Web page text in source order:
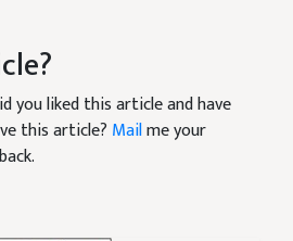
you liked this article and have
this article? Mailme your